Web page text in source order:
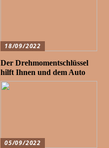
18/09/2022
Der Drehmomentschlüssel
hilft Ihnen und dem Auto
05/09/2022